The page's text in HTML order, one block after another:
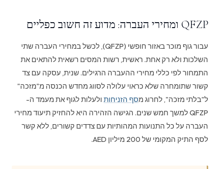
QFZP ומחירי העברה: מדוע זה חשוב כפליים
עבור גוף מוכר באזור חופשי (QFZP), לכשל במחירי העברה שתי
השלכות ולא רק אחת. ראשית, רשות המסים רשאית להתאים את
התמחור לפי כללי מחירי ההעברה הרגילים. שנית, עסקה עם צד
קשור שתומחרה שלא כראוי עלולה לסווג מחדש הכנסה מ"מזכה"
ל"בלתי מזכה", לחרוג מסף הזניחות ולעלות לגוף את מעמד ה-
QFZP למשך חמש שנים. הגישה הזהירה היא להחזיק תיעוד מחירי
העברה על כל התנועות המהותיות עם צדדים קשורים, ללא קשר
לסף התיק המקומי של 200 מיליון AED.